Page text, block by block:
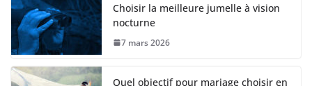
Choisir la meilleure jumelle à vision
nocturne
7 mars 2026
Quel objectif pour mariage choisir en